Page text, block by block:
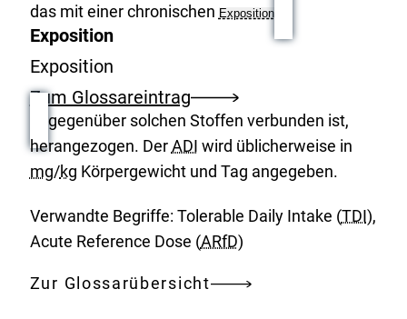
das mit einer chronischen Exposition
Exposition
Exposition
Zum Glossareintrag
gegenüber solchen Stoffen verbunden ist,
herangezogen. DerADI wird üblicherweise in
mg/kg Körpergewicht und Tag angegeben.
Verwandte Begriffe: Tolerable Daily Intake (TDI),
Acute Reference Dose (ARfD)
Zur Glossarübersicht